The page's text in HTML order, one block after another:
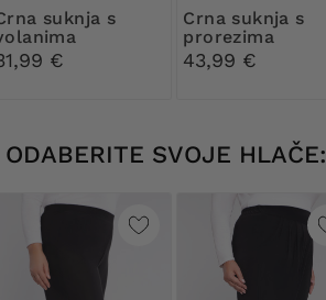
s
€
Crna suknja s
prorezima
43,99 €
ODABERITE SVOJE HLAČE: